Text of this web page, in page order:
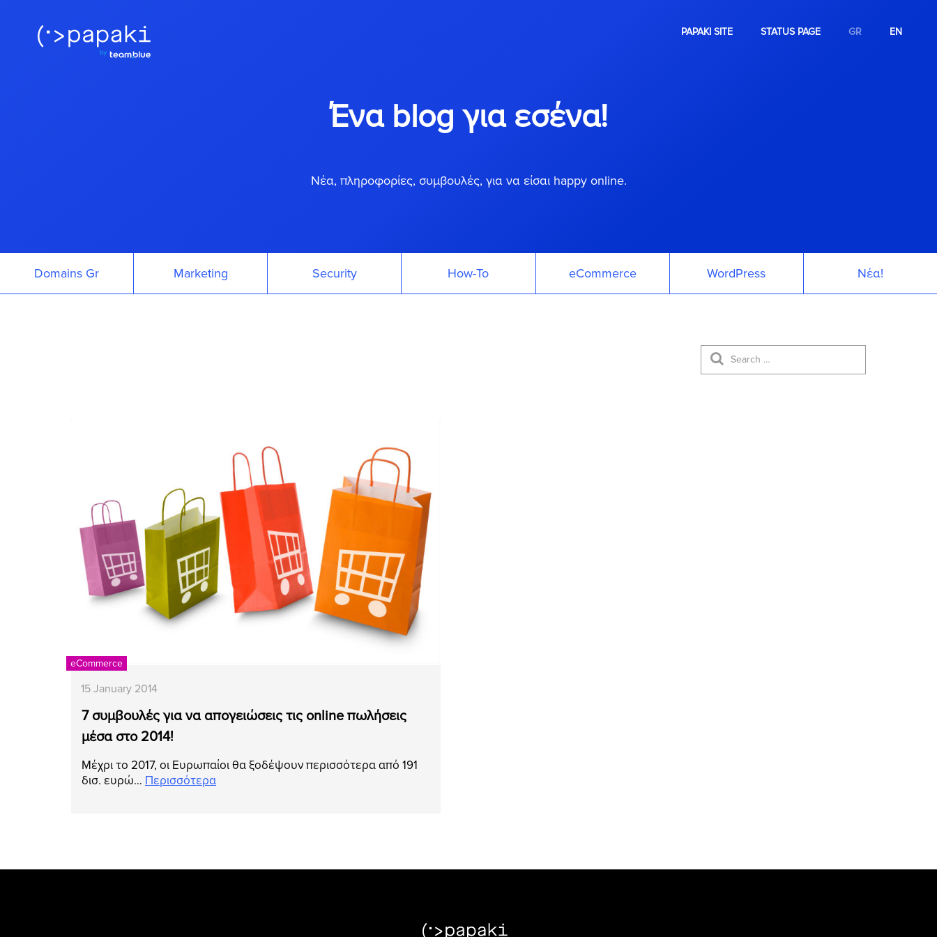
PAPAKI SITE STATUS PAGE GR EN
Ένα blog για εσένα!
Νέα, πληροφορίες, συμβουλές, για να είσαι happy online.
Domains Gr Marketing Security How-To eCommerce WordPress Νέα!
eCommerce
15 January 2014
7 συμβουλές για να απογειώσεις τις online πωλήσεις
μέσα στο 2014!
Μέχρι το 2017, οι Ευρωπαίοι θα ξοδέψουν περισσότερα από 191
δισ. ευρώ… Περισσότερα